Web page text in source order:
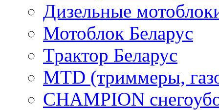
Дизельные
Мотоблок Беларус
Трактор Беларус
MTD (триммеры,
CHAMPION